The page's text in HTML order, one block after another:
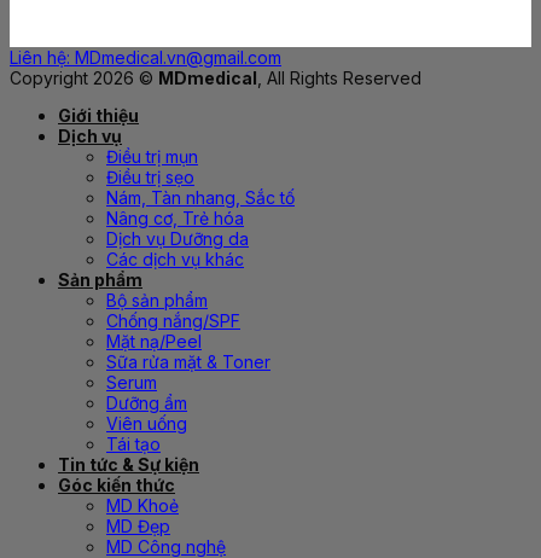
Liên hệ: MDmedical.vn@gmail.com
Copyright 2026 © MDmedical , All Rights Reserved
Giới thiệu
Dịch vụ
Điều trị mụn
Điều trị sẹo
Nám, Tàn nhang, Sắc tố
Nâng cơ, Trẻ hóa
Dịch vụ Dưỡng da
Các dịch vụ khác
Sản phẩm
Bộ sản phẩm
Chống nắng/SPF
Mặt nạ/Peel
Sữa rửa mặt & Toner
Serum
Dưỡng ẩm
Viên uống
Tái tạo
Tin tức & Sự kiện
Góc kiến thức
MD Khoẻ
MD Đẹp
MD Công nghệ